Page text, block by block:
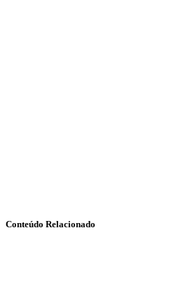
Conteúdo Relacionado